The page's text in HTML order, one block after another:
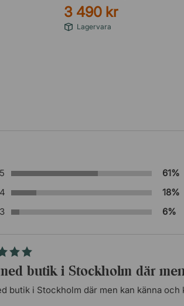
3 490 kr
Lagervara
5
61%
4
18%
3
6%
med butik i Stockholm där
butik i Stockholm där men kan känna och